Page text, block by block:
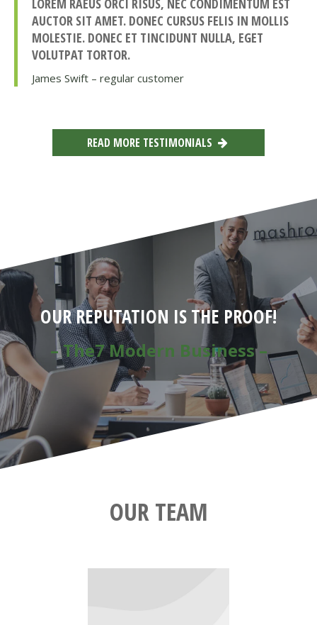
LOREM RAEUS ORCI RISUS, NEC CONDIMENTUM EST
AUCTOR SIT AMET. DONEC CURSUS FELIS IN MOLLIS
MOLESTIE. DONEC ET TINCIDUNT NULLA, EGET
VOLUTPAT TORTOR.
James Swift – regular customer
READ MORE TESTIMONIALS
OUR REPUTATION IS THE PROOF!
– The7 Modern Business –
OUR TEAM